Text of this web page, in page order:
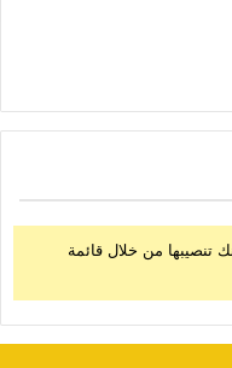
تنصيبها من خلال قائمة